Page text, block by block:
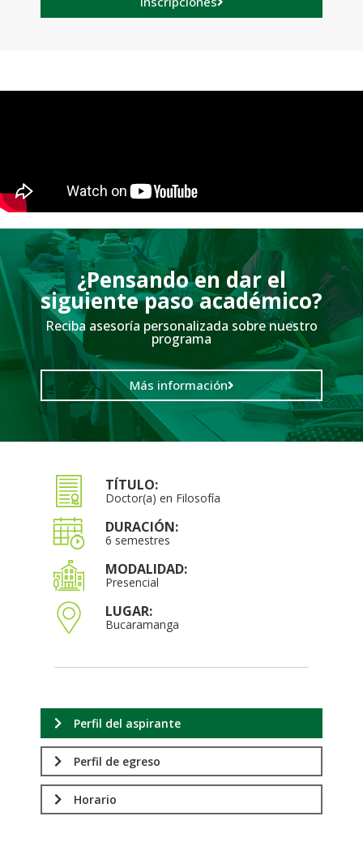
¿Pensando en dar el
siguiente paso académico?
Reciba asesoría personalizada sobre nuestro
programa
Más información
TÍTULO:
Doctor(a) en Filosofía
DURACIÓN:
6 semestres
MODALIDAD:
Presencial
LUGAR:
Bucaramanga
Perfil del aspirante
Perfil de egreso
Horario